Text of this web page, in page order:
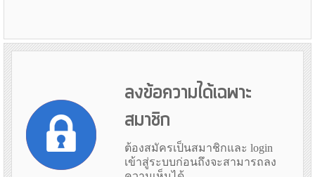
ลงข้อความได้เฉพาะ
สมาชิก
ต้องสมัครเป็นสมาชิกและ login
เข้าสู่ระบบก่อนถึงจะสามารถลง